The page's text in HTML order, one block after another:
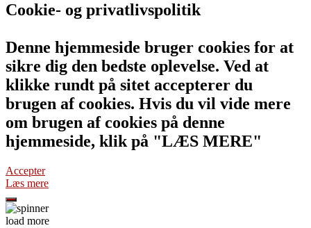
Cookie- og privatlivspolitik
Denne hjemmeside bruger cookies for at
sikre dig den bedste oplevelse. Ved at
klikke rundt på sitet accepterer du
brugen af cookies. Hvis du vil vide mere
om brugen af cookies på denne
hjemmeside, klik på "LÆS MERE"
Accepter
Læs mere
load more